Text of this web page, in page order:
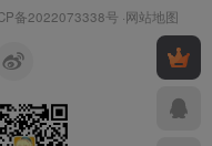
备2022073338号 ·网站地图